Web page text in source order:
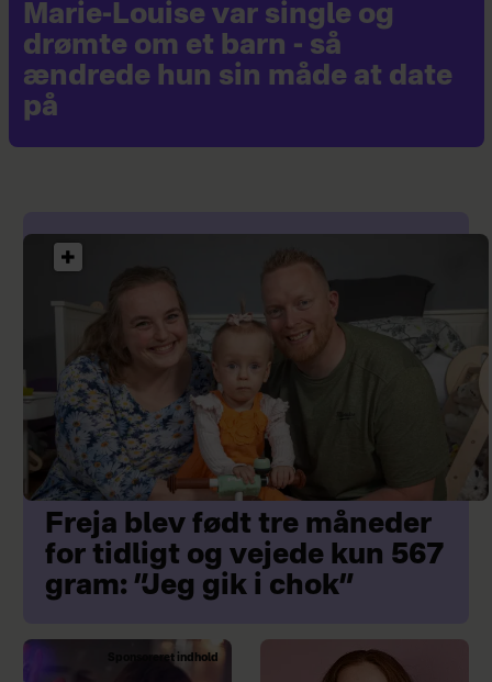
Marie-Louise var single og
drømte om et barn - så
ændrede hun sin måde at date
på
Freja blev født tre måneder
for tidligt og vejede kun 567
gram: ”Jeg gik i chok”
Sponsoreret indhold